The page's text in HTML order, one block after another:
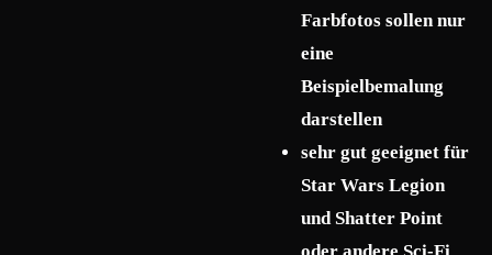
Farbfotos sollen nur
eine
Beispielbemalung
darstellen
sehr gut geeignet für
Star Wars Legion
und Shatter Point